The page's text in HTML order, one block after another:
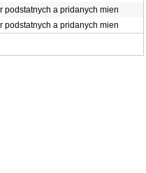
podstatnych a pridanych mien
podstatnych a pridanych mien